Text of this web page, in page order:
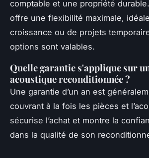
comptable et une propriété
offre une flexibilité maximale,
croissance ou de projets
options sont valables.
Quelle garantie s'applique sur
acoustique reconditionnée ?
Une garantie d’un an est
couvrant à la fois les pièces et
sécurise l’achat et montre la
dans la qualité de son